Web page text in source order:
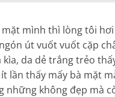
mình thì lòng tôi
út vuốt vuốt cặp
da dẻ trắng trẻo
lần thấy mấy bà mặt
những không đẹp mà